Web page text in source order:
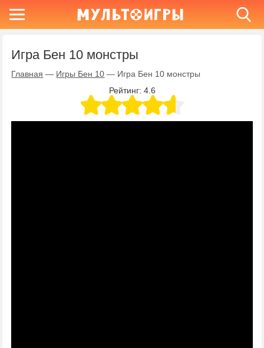
Игра Бен 10 монстры
Главная — Игры Бен 10 — Игра Бен 10 монстры
Рейтинг: 4.6